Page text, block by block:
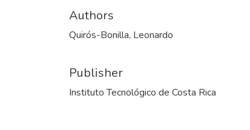
Authors
Quirós-Bonilla, Leonardo
Publisher
Instituto Tecnológico de Costa Rica